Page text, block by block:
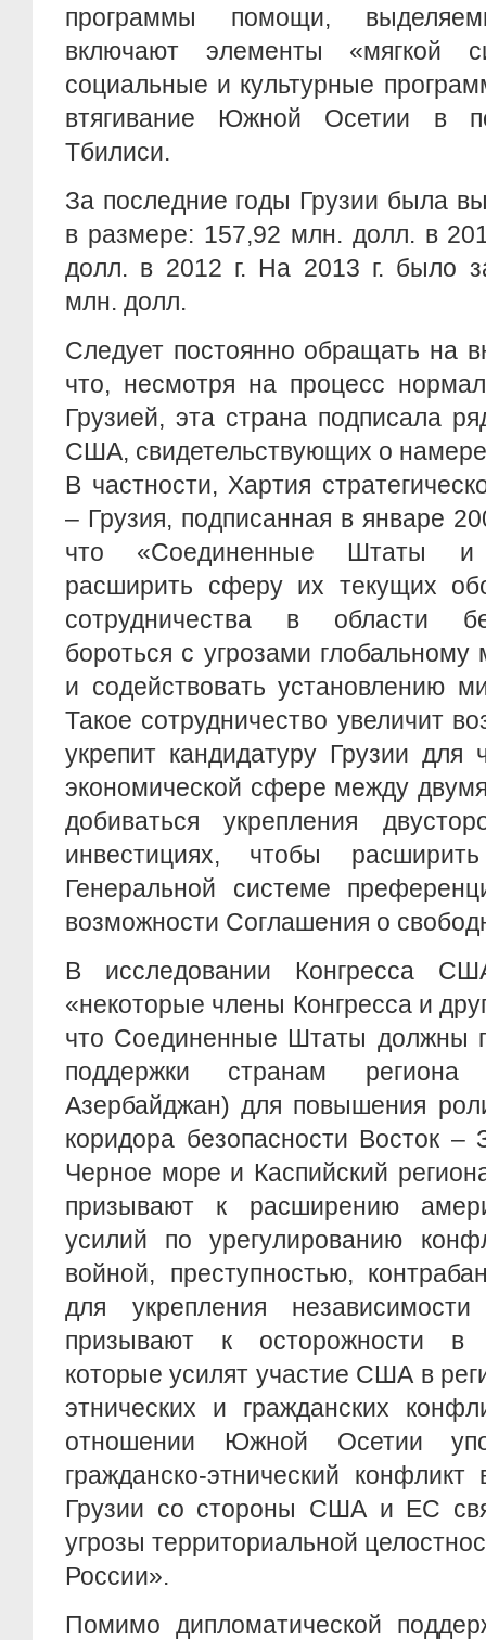
программы помощи,
включают элементы «мягкой
социальные и культурные
втягивание Южной Осетии в
Тбилиси.
За последние годы Грузии была
в размере: 157,92 млн. долл. в
долл. в 2012 г. На 2013 г. было
млн. долл.
Следует постоянно обращать на
что, несмотря на процесс
Грузией, эта страна подписала
США, свидетельствующих о
В частности, Хартия
– Грузия, подписанная в январе
что «Соединенные Штаты и
расширить сферу их текущих
сотрудничества в области
бороться с угрозами глобальному
и содействовать установлению
Такое сотрудничество увеличит
укрепит кандидатуру Грузии
экономической сфере между
добиваться укрепления
инвестициях, чтобы
Генеральной системе
возможности Соглашения о
В исследовании Конгресса
«некоторые члены Конгресса и
что Соединенные Штаты должны
поддержки странам региона
Азербайджан) для повышения
коридора безопасности Восток –
Черное море и Каспийский
призывают к расширению
усилий по урегулированию
войной, преступностью,
для укрепления независимости
призывают к осторожности в
которые усилят участие США в
этнических и гражданских
отношении Южной Осетии
гражданско-этнический
Грузии со стороны США и ЕС
угрозы территориальной
России».
Помимо дипломатической